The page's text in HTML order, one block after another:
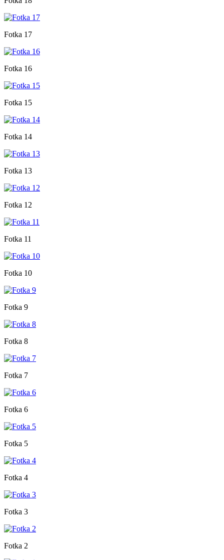
Fotka 17
Fotka 16
Fotka 15
Fotka 14
Fotka 13
Fotka 12
Fotka 11
Fotka 10
Fotka 9
Fotka 8
Fotka 7
Fotka 6
Fotka 5
Fotka 4
Fotka 3
Fotka 2